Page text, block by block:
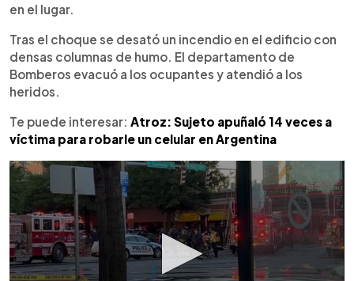
en el lugar.
Tras el choque se desató un incendio en el edificio con
densas columnas de humo. El departamento de
Bomberos evacuó a los ocupantes y atendió a los
heridos.
Te puede interesar: Atroz: Sujeto apuñaló 14 veces a
víctima para robarle un celular en Argentina